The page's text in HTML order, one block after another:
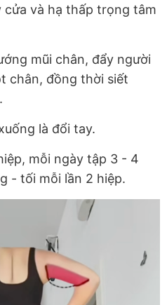
cửa và hạ thấp trọng tâm
mũi chân, đẩy người
chân, đồng thời siết
là đổi tay.
mỗi ngày tập 3 - 4
- tối mỗi lần 2 hiệp.